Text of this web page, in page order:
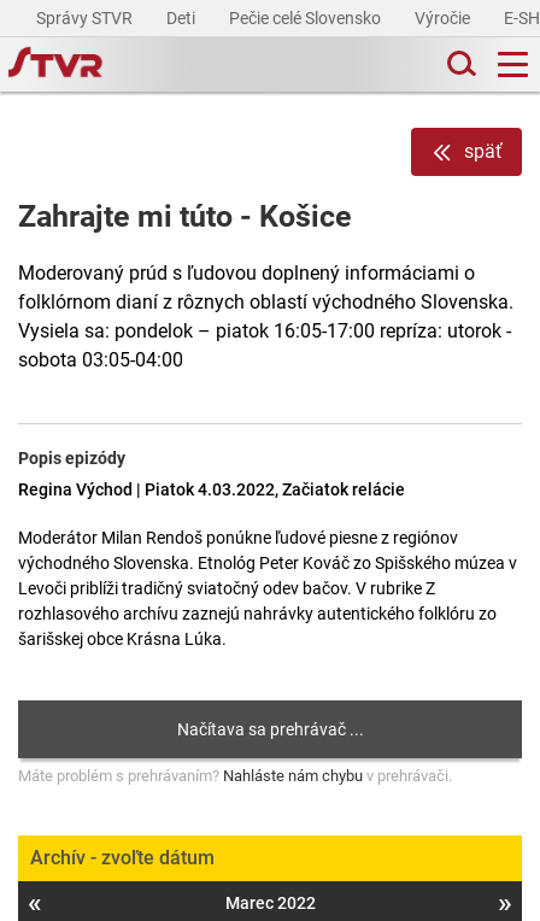
Správy STVR Deti Pečie celé Slovensko Výročie E-
späť
Zahrajte mi túto - Košice
Moderovaný prúd s ľudovou doplnený informáciami o
folklórnom dianí z rôznych oblastí východného Slovenska.
Vysiela sa: pondelok – piatok 16:05-17:00 repríza: utorok -
sobota 03:05-04:00
Popis epizódy
Regina Východ | Piatok 4.03.2022, Začiatok relácie
Moderátor Milan Rendoš ponúkne ľudové piesne z regiónov
východného Slovenska. Etnológ Peter Kováč zo Spišského múzea v
Levoči priblíži tradičný sviatočný odev bačov. V rubrike Z
rozhlasového archívu zaznejú nahrávky autentického folklóru zo
šarišskej obce Krásna Lúka.
Máte problém s prehrávaním? Nahláste nám chybu v prehrávači.
Archív - zvoľte dátum
« Marec 2022 »